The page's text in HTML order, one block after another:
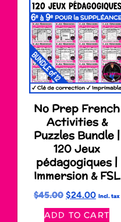
No Prep French
Activities &
Puzzles Bundle |
120 Jeux
pédagogiques |
Immersion & FSL
$45.00 $24.00 Incl. tax
ADD TO CART